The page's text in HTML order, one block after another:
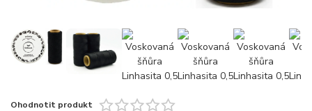
Ohodnotit produkt